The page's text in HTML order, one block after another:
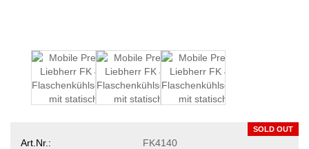
SOLD OUT
Art.Nr.:
FK4140